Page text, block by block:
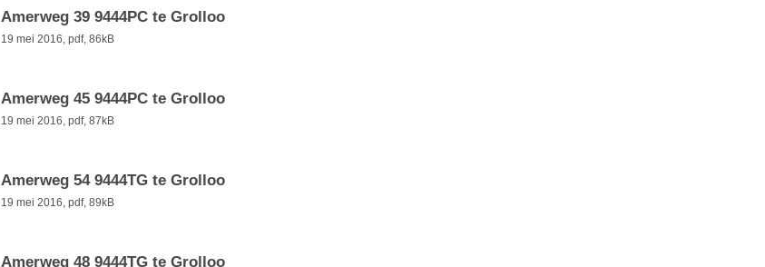
Amerweg 39 9444PC te Grolloo
19 mei 2016, pdf, 86kB
Amerweg 45 9444PC te Grolloo
19 mei 2016, pdf, 87kB
Amerweg 54 9444TG te Grolloo
19 mei 2016, pdf, 89kB
Amerweg 48 9444TG te Grolloo